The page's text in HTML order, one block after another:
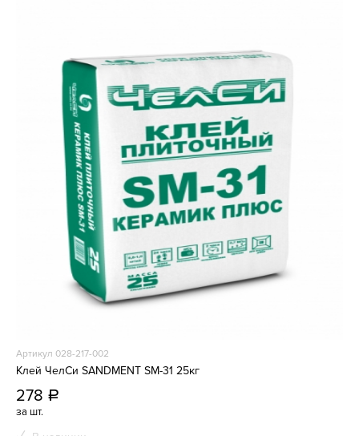
Артикул 028-217-002
Клей ЧелСи SANDMENT SM-31 25кг
278 a
за шт.